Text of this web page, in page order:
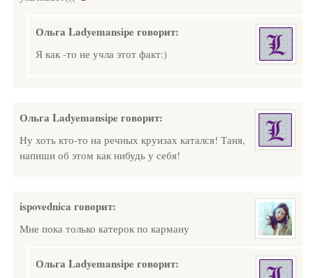
Ольга Ladyemansipe говорит:
Я как -то не учла этот факт:)
Ольга Ladyemansipe говорит:
Ну хоть кто-то на речных круизах катался! Таня,
напиши об этом как нибудь у себя!
ispovednica говорит:
Мне пока только катерок по карману
Ольга Ladyemansipe говорит: